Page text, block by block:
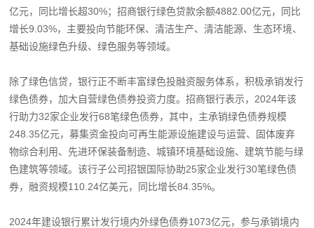
亿元，同比增长超30%；招商银行绿色贷款余额4882.00亿元，同比
增长9.03%，主要投向节能环保、清洁生产、清洁能源、生态环境、
基础设施绿色升级、绿色服务等领域。
除了绿色信贷，银行正不断丰富绿色投融资服务体系，积极承销发行
绿色债券，加大自营绿色债券投资力度。招商银行表示，2024年该
行助力32家企业发行68笔绿色债券，其中，主承销绿色债券规模
248.35亿元，募集资金投向可再生能源设施建设与运营、固体废弃
物综合利用、先进环保装备制造、城镇环境基础设施、建筑节能与绿
色建筑等领域。该行子公司招银国际协助25家企业发行30笔绿色债
券，融资规模110.24亿美元，同比增长84.35%。
2024年建设银行累计发行境内外绿色债券1073亿元，参与承销境内